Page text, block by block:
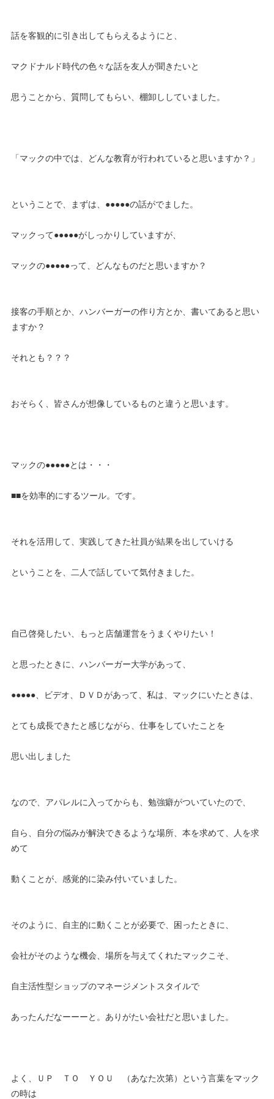
話を客観的に引き出してもらえるようにと、
マクドナルド時代の色々な話を友人が聞きたいと
思うことから、質問してもらい、棚卸ししていました。
「マックの中では、どんな教育が行われていると思いますか？」
ということで、まずは、●●●●●の話がでました。
マックって●●●●●がしっかりしていますが、
マックの●●●●●って、どんなものだと思いますか？
接客の手順とか、ハンバーガーの作り方とか、書いてあると思い
ますか？
それとも？？？
おそらく、皆さんが想像しているものと違うと思います。
マックの●●●●●とは・・・
■■を効率的にするツール。です。
それを活用して、実践してきた社員が結果を出していける
ということを、二人で話していて気付きました。
自己啓発したい、もっと店舗運営をうまくやりたい！
と思ったときに、ハンバーガー大学があって、
●●●●●、ビデオ、ＤＶＤがあって、私は、マックにいたときは、
とても成長できたと感じながら、仕事をしていたことを
思い出しました
なので、アパレルに入ってからも、勉強癖がついていたので、
自ら、自分の悩みが解決できるような場所、本を求めて、人を求
めて
動くことが、感覚的に染み付いていました。
そのように、自主的に動くことが必要で、困ったときに、
会社がそのような機会、場所を与えてくれたマックこそ、
自主活性型ショップのマネージメントスタイルで
あったんだなーーーと。ありがたい会社だと思いました。
よく、ＵＰ ＴＯ ＹＯＵ （あなた次第）という言葉をマック
の時は